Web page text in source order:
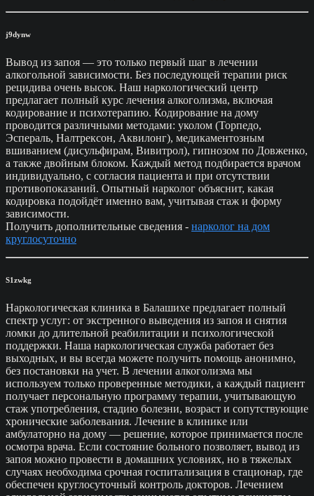
j9dynw
Вывод из запоя — это только первый шаг в лечении
алкогольной зависимости. Без последующей терапии риск
рецидива очень высок. Наш наркологический центр
предлагает полный курс лечения алкоголизма, включая
кодирование и психотерапию. Кодирование на дому
проводится различными методами: уколом (Торпедо,
Эспераль, Налтрексон, Аквилонг), медикаментозным
вшиванием (дисульфирам, Вивитрол), гипнозом по Довженко,
а также двойным блоком. Каждый метод подбирается врачом
индивидуально, с согласия пациента и при отсутствии
противопоказаний. Опытный нарколог объяснит, какая
кодировка подойдёт именно вам, учитывая стаж и форму
зависимости.
Получить дополнительные сведения - нарколог на дом
круглосуточно
S1zwkg
Наркологическая клиника в Балашихе предлагает полный
спектр услуг: от экстренного выведения из запоя и снятия
ломки до длительной реабилитации и психологической
поддержки. Наша наркологическая служба работает без
выходных, и вы всегда можете получить помощь анонимно,
без постановки на учет. В лечении алкоголизма мы
используем только проверенные методики, а каждый пациент
получает персональную программу терапии, учитывающую
стаж употребления, стадию болезни, возраст и сопутствующие
хронические заболевания. Лечение в клинике или
амбулаторно на дому — решение, которое принимается после
осмотра врача. Если состояние больного позволяет, вывод из
запоя можно провести в домашних условиях, но в тяжелых
случаях необходима срочная госпитализация в стационар, где
обеспечен круглосуточный контроль докторов. Лечением